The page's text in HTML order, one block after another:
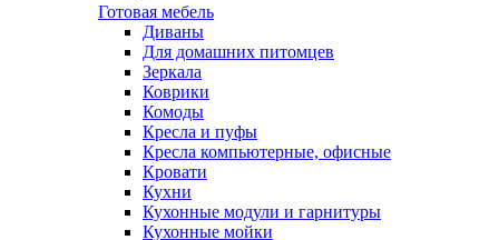
Готовая мебель
Диваны
Для домашних питомцев
Зеркала
Коврики
Комоды
Кресла и пуфы
Кресла компьютерные, офисные
Кровати
Кухни
Кухонные модули и гарнитуры
Кухонные мойки